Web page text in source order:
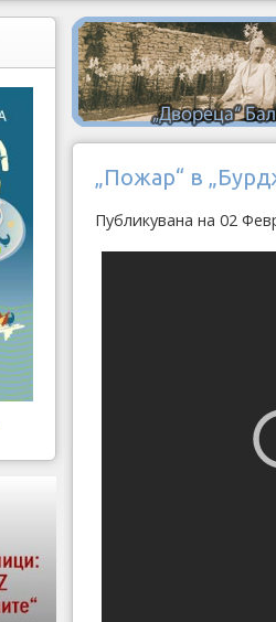
„Пожар“ в
Публикувана на 02